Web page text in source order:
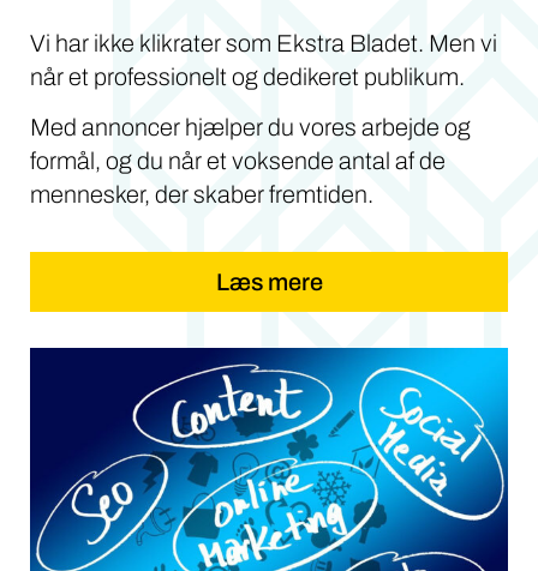
Vi har ikke klikrater som Ekstra Bladet. Men vi
når et professionelt og dedikeret publikum.
Med annoncer hjælper du vores arbejde og
formål, og du når et voksende antal af de
mennesker, der skaber fremtiden.
Læs mere